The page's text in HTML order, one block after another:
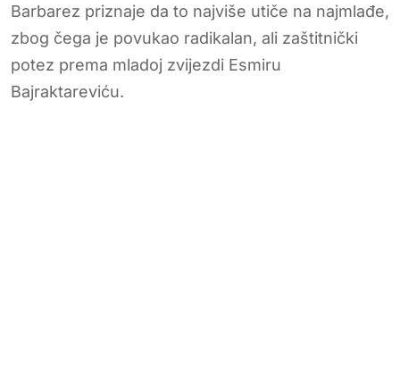
Barbarez priznaje da to najviše utiče na najmlađe,
zbog čega je povukao radikalan, ali zaštitnički
potez prema mladoj zvijezdi Esmiru
Bajraktareviću.